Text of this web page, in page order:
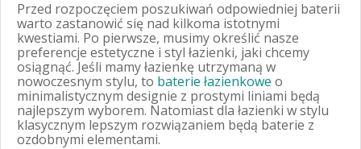
Przed rozpoczęciem poszukiwań odpowiedniej baterii
warto zastanowić się nad kilkoma istotnymi
kwestiami. Po pierwsze, musimy określić nasze
preferencje estetyczne i styl łazienki, jaki chcemy
osiągnąć. Jeśli mamy łazienkę utrzymaną w
nowoczesnym stylu, to baterie łazienkowe o
minimalistycznym designie z prostymi liniami będą
najlepszym wyborem. Natomiast dla łazienki w stylu
klasycznym lepszym rozwiązaniem będą baterie z
ozdobnymi elementami.